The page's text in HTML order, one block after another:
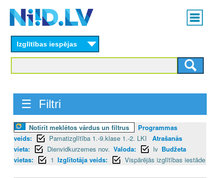
content
Main
menu
Izglītības iespējas
☰ Filtri
Notīrīt meklētos vārdus un filtrus
Programmas
veids:
Pamatizglītība 1.-9.klase 1.-2. LKI
Atrašanās
vieta:
Dienvidkurzemes nov. Valoda: lv Budžeta
vietas:
1 Izglītotāja veids: Vispārējās izglītības iestāde